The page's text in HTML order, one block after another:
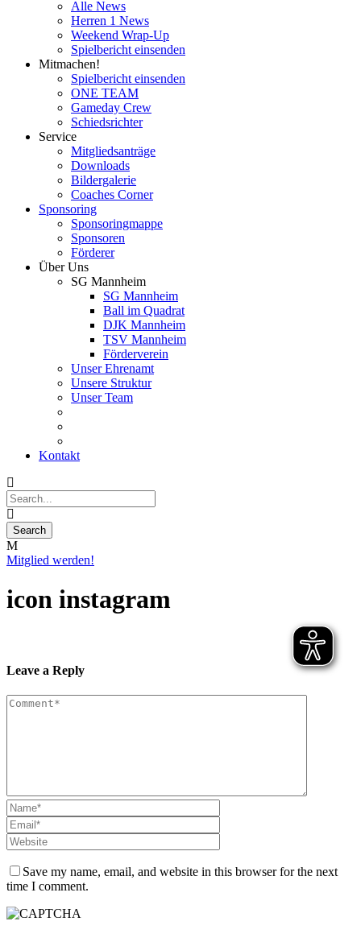
Alle News
Herren 1 News
Weekend Wrap-Up
Spielbericht einsenden
Mitmachen!
Spielbericht einsenden
ONE TEAM
Gameday Crew
Schiedsrichter
Service
Mitgliedsanträge
Downloads
Bildergalerie
Coaches Corner
Sponsoring
Sponsoringmappe
Sponsoren
Förderer
Über Uns
SG Mannheim
SG Mannheim
Ball im Quadrat
DJK Mannheim
TSV Mannheim
Förderverein
Unser Ehrenamt
Unsere Struktur
Unser Team
Kontakt
Mitglied werden!
icon instagram
Leave a Reply
Save my name, email, and website in this browser for the next
time I comment.